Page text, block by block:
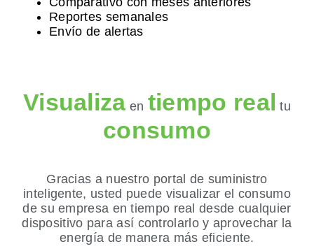
Reportes semanales
Envío de alertas
Visualiza en tiempo real tu
consumo
Gracias a nuestro portal de suministro
inteligente, usted puede visualizar el consumo
de su empresa en tiempo real desde cualquier
dispositivo para así controlarlo y aprovechar la
energía de manera más eficiente.